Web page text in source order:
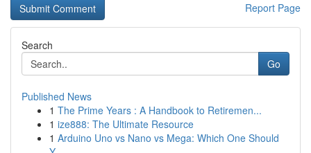
Report Page
Search
Go
Published News
1 The Prime Years : A Handbook to Retiremen...
1 ize888: The Ultimate Resource
1 Arduino Uno vs Nano vs Mega: Which One Should